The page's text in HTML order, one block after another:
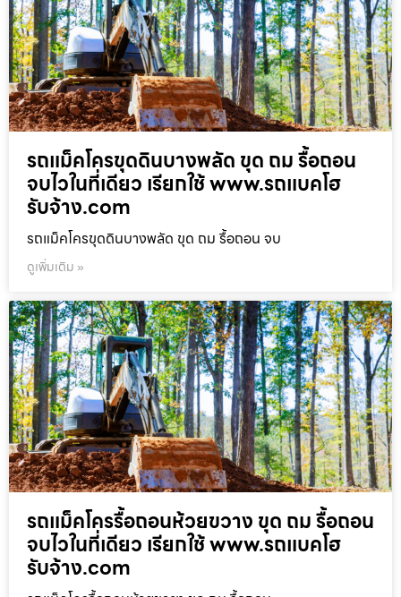
รถแม็คโครขุดดินบางพลัด ขุด ถม รื้อถอน
จบไวในที่เดียว เรียกใช้ www.รถแบคโฮ
รับจ้าง.com
รถแม็คโครขุดดินบางพลัด ขุด ถม รื้อถอน จบ
ดูเพิ่มเติม »
รถแม็คโครรื้อถอนห้วยขวาง ขุด ถม รื้อถอน
จบไวในที่เดียว เรียกใช้ www.รถแบคโฮ
รับจ้าง.com